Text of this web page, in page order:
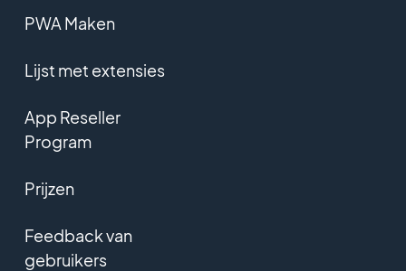
PWA Maken
Lijst met extensies
App Reseller
Program
Prijzen
Feedback van
gebruikers